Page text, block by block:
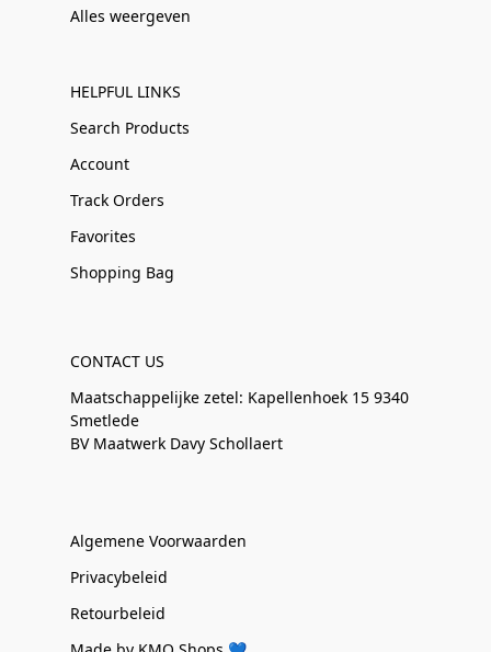
Alles weergeven
HELPFUL LINKS
Search Products
Account
Track Orders
Favorites
Shopping Bag
CONTACT US
Maatschappelijke zetel: Kapellenhoek 15 9340
Smetlede
BV Maatwerk Davy Schollaert
Algemene Voorwaarden
Privacybeleid
Retourbeleid